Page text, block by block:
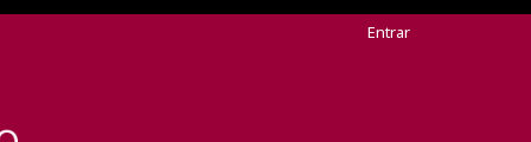
Entrar